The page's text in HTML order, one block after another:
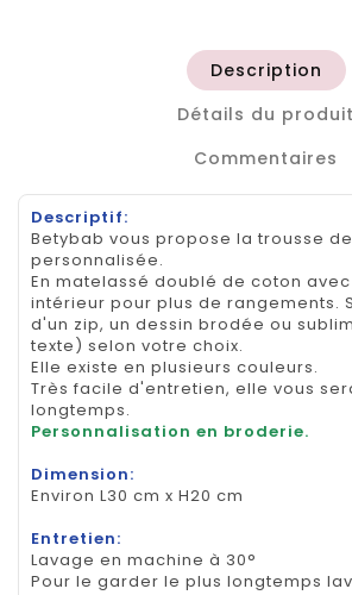
Description
Détails du produit
Commentaires
Descriptif:
Betybab vous propose la trousse
personnalisée.
En matelassé doublé de coton
intérieur pour plus de rangements.
d'un zip, un dessin brodée ou
texte) selon votre choix.
Elle existe en plusieurs couleurs.
Très facile d'entretien, elle vous
longtemps.
Personnalisation en broderie.
Dimension:
Environ L30 cm x H20 cm
Entretien:
Lavage en machine à 30°
Pour le garder le plus longtemps